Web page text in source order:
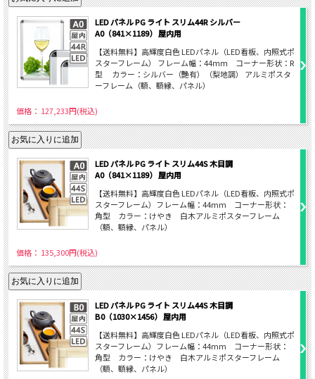
LED パネル PG ライト スリム44R シルバー
A0（841×1189） 屋内用
【送料無料】高輝度白色 LEDパネル（LED看板、内照式ポ
スターフレーム） フレーム幅：44ｍｍ コーナー形状：R
型 カラー：シルバー（艶有）（梨地調） アルミポスタ
ーフレーム（額、額縁、パネル）
価格： 127,233円(税込)
LED パネル PG ライト スリム44S 木目調
A0（841×1189） 屋内用
【送料無料】高輝度白色 LEDパネル（LED看板、内照式ポ
スターフレーム）フレーム幅：44mm コーナー形状：
角型 カラー：けやき 白木アルミポスターフレーム
（額、額縁、パネル）
価格： 135,300円(税込)
LED パネル PG ライト スリム44S 木目調
B0（1030×1456） 屋内用
【送料無料】高輝度白色 LEDパネル（LED看板、内照式ポ
スターフレーム）フレーム幅：44mm コーナー形状：
角型 カラー：けやき 白木アルミポスターフレーム
（額、額縁、パネル）